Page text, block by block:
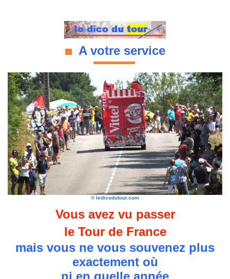
A votre service
© ledicodutour.com
Vous avez vu passer
le Tour de France
mais vous ne vous souvenez plus
exactement où
ni en quelle année